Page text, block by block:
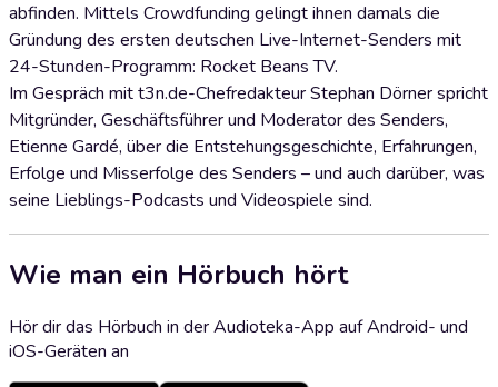
abfinden. Mittels Crowdfunding gelingt ihnen damals die
Gründung des ersten deutschen Live-Internet-Senders mit
24-Stunden-Programm: Rocket Beans TV.
Im Gespräch mit t3n.de-Chefredakteur Stephan Dörner spricht
Mitgründer, Geschäftsführer und Moderator des Senders,
Etienne Gardé, über die Entstehungsgeschichte, Erfahrungen,
Erfolge und Misserfolge des Senders – und auch darüber, was
seine Lieblings-Podcasts und Videospiele sind.
Wie man ein Hörbuch hört
Hör dir das Hörbuch in der Audioteka-App auf Android- und
iOS-Geräten an